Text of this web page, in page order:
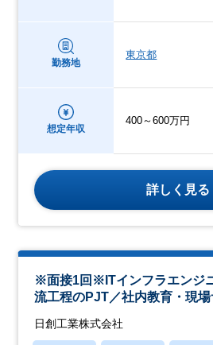
勤務地
東京都
想定年収
400～600万円
詳しく見る
※面接1回※ITインフラエンジ
流工程のPJT／社内教育・現場
日創工業株式会社